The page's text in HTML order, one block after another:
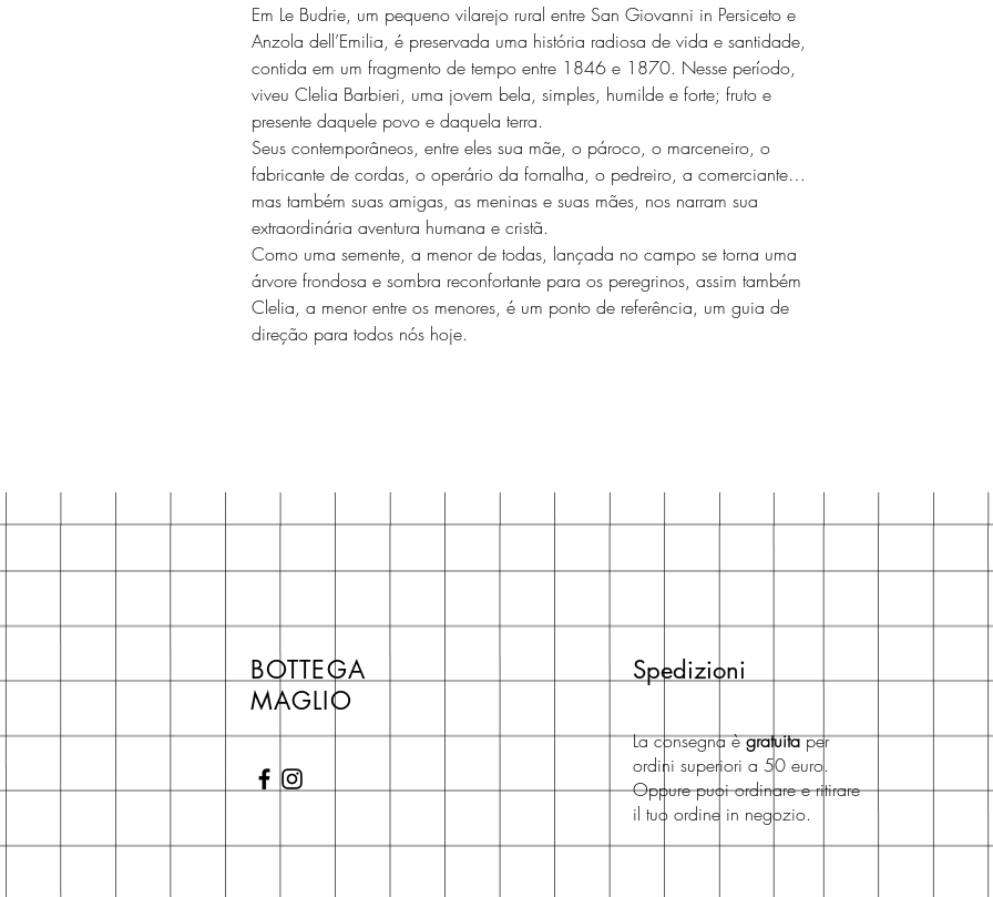
Em Le Budrie, um pequeno vilarejo rural entre San Giovanni in Persiceto e
Anzola dell’Emilia, é preservada uma história radiosa de vida e santidade,
contida em um fragmento de tempo entre 1846 e 1870. Nesse período,
viveu Clelia Barbieri, uma jovem bela, simples, humilde e forte; fruto e
presente daquele povo e daquela terra.
Seus contemporâneos, entre eles sua mãe, o pároco, o marceneiro, o
fabricante de cordas, o operário da fornalha, o pedreiro, a comerciante…
mas também suas amigas, as meninas e suas mães, nos narram sua
extraordinária aventura humana e cristã.
Como uma semente, a menor de todas, lançada no campo se torna uma
árvore frondosa e sombra reconfortante para os peregrinos, assim também
Clelia, a menor entre os menores, é um ponto de referência, um guia de
direção para todos nós hoje.
BOTTEGA
MAGLIO
Spedizioni
La consegna ègratuitaper
ordini superiori a 50 euro.
Oppure puoi ordinare e ritirare
il tuo ordine in negozio.